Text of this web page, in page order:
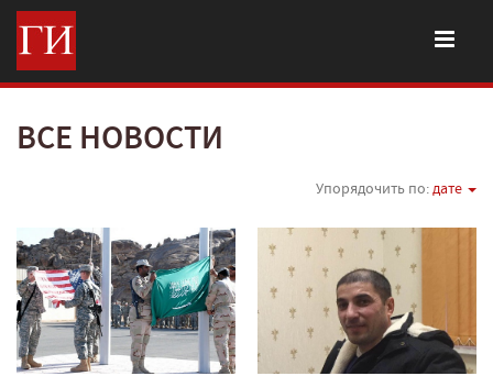
ВСЕ НОВОСТИ
Упорядочить по:дате